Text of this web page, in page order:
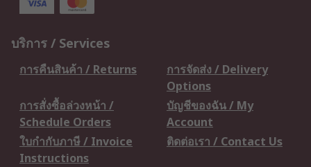
บริการ / Services
การคืนสินค้า / Returns
การจัดส่ง / Delivery
Options
การสั่งซื้อล่วงหน้า /
Schedule Orders
บัญชีของฉัน / My
Account
ใบกำกับภาษี / Invoice
Instructions
ติดต่อเรา / Contact Us